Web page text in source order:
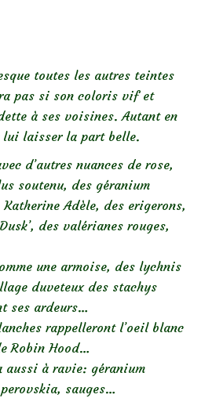
toutes les autres teintes
pas si son coloris vif et
à ses voisines. Autant en
laisser la part belle.
d’autres nuances de rose,
soutenu, des géranium
Adèle, des erigerons,
des valérianes rouges,
une armoise, des lychnis
duveteux des stachys
ses ardeurs…
rappelleront l’oeil blanc
Robin Hood…
à ravie: géranium
sauges…